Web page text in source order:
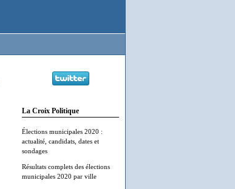
La Croix Politique
Élections municipales 2020 :
actualité, candidats, dates et
sondages
Résultats complets des élections
municipales 2020 par ville